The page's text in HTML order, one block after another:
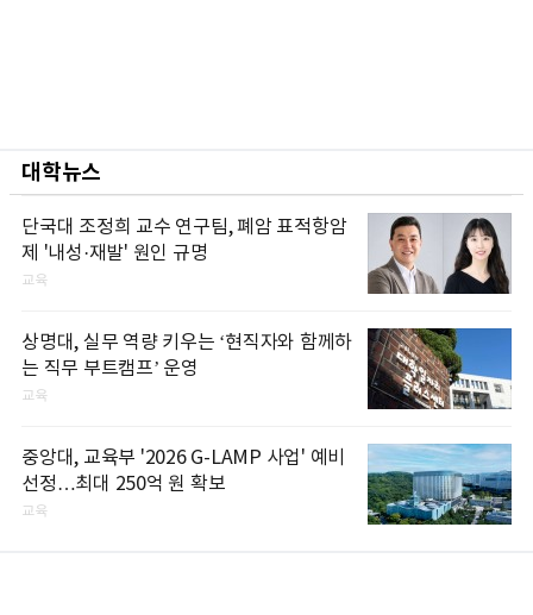
대학뉴스
단국대 조정희 교수 연구팀, 폐암 표적항암
제 '내성·재발' 원인 규명
교육
상명대, 실무 역량 키우는 ‘현직자와 함께하
는 직무 부트캠프’ 운영
교육
중앙대, 교육부 '2026 G-LAMP 사업' 예비
선정…최대 250억 원 확보
교육